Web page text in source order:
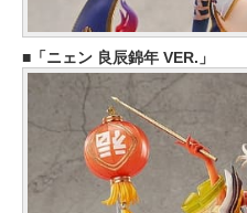
「ニェン 良辰錦年 VER.」